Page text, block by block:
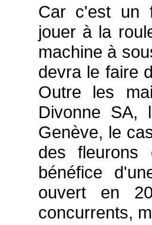
Car c'est un
jouer à la
machine à
devra le faire
Outre les
Divonne SA,
Genève, le
des fleurons
bénéfice
ouvert en
concurrents,